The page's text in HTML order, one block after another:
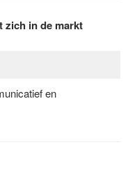
zich in de markt
en